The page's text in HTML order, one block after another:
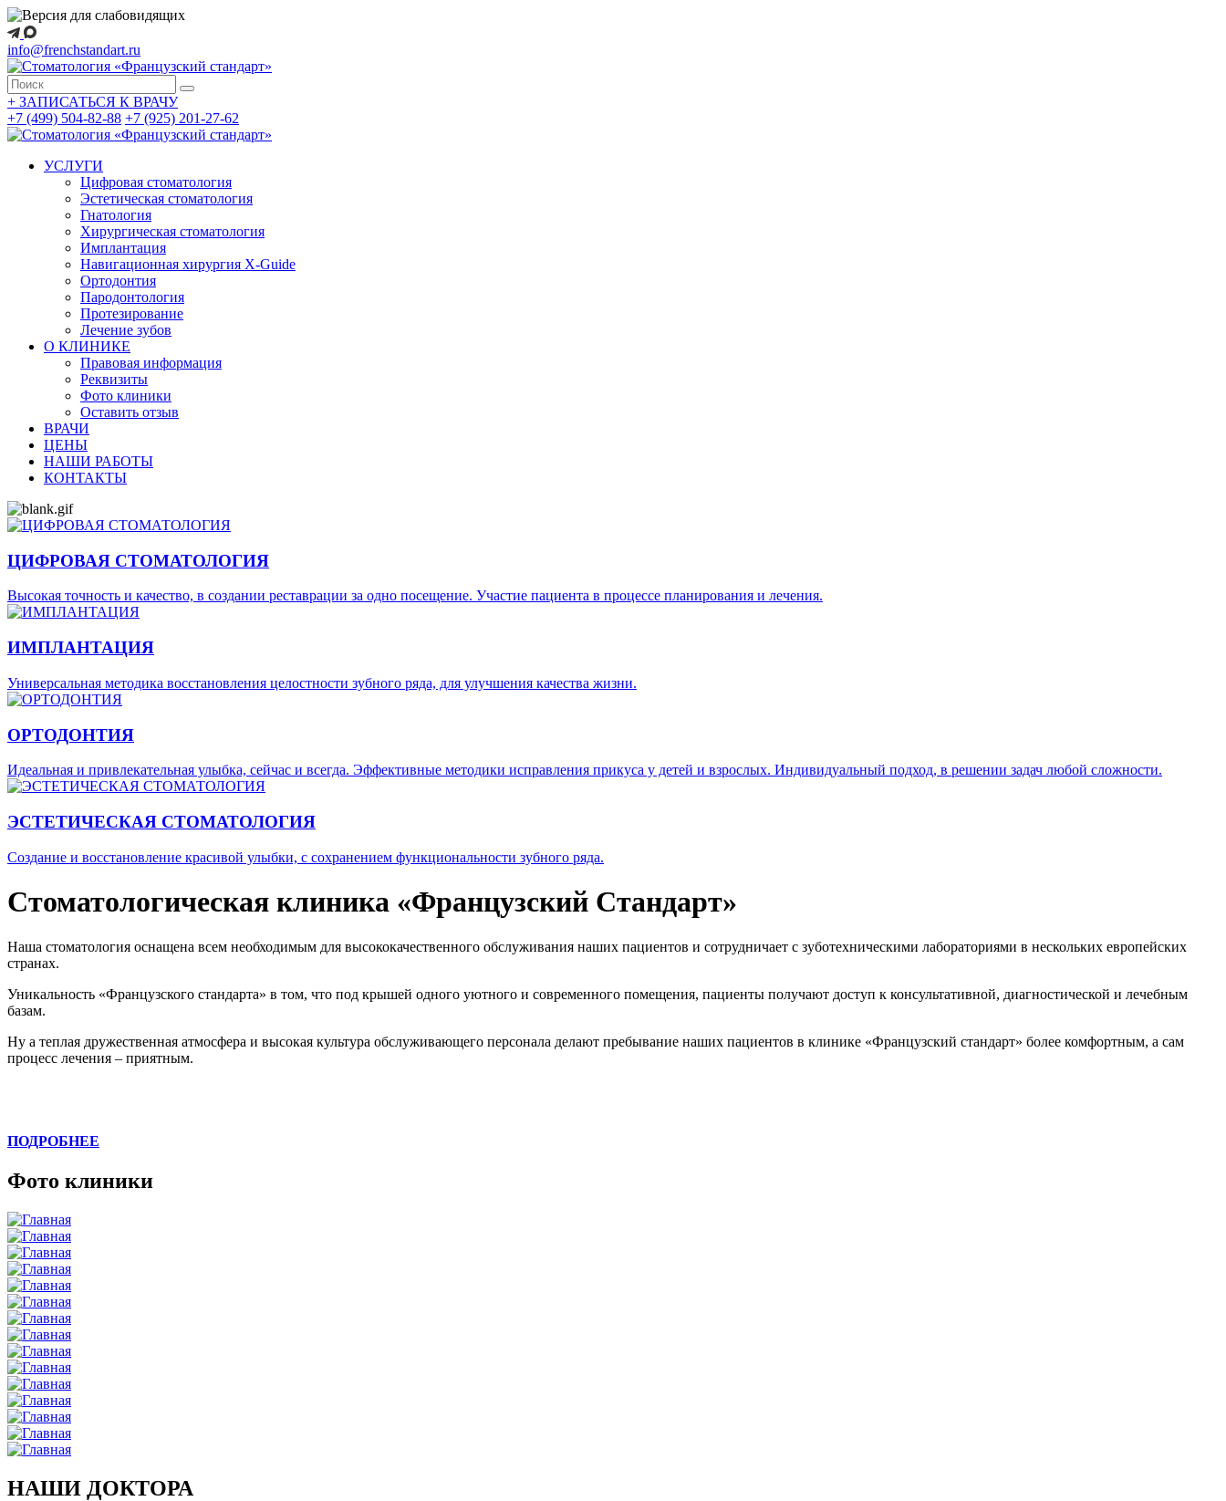
info@frenchstandart.ru
+ ЗАПИСАТЬСЯ К ВРАЧУ
+7 (499) 504-82-88 +7 (925) 201-27-62
УСЛУГИ
Цифровая стоматология
Эстетическая стоматология
Гнатология
Хирургическая стоматология
Имплантация
Навигационная хирургия X-Guide
Ортодонтия
Пародонтология
Протезирование
Лечение зубов
О КЛИНИКЕ
Правовая информация
Реквизиты
Фото клиники
Оставить отзыв
ВРАЧИ
ЦЕНЫ
НАШИ РАБОТЫ
КОНТАКТЫ
ЦИФРОВАЯ СТОМАТОЛОГИЯ
Высокая точность и качество, в создании реставрации за одно посещение. Участие пациента в процессе планирования и лечения.
ИМПЛАНТАЦИЯ
Универсальная методика восстановления целостности зубного ряда, для улучшения качества жизни.
ОРТОДОНТИЯ
Идеальная и привлекательная улыбка, сейчас и всегда. Эффективные методики исправления прикуса у детей и взрослых. Индивидуальный подход, в решении задач любой сложности.
ЭСТЕТИЧЕСКАЯ СТОМАТОЛОГИЯ
Создание и восстановление красивой улыбки, с сохранением функциональности зубного ряда.
Стоматологическая клиника «Французский Стандарт»
Наша стоматология оснащена всем необходимым для высококачественного обслуживания наших пациентов и сотрудничает с зуботехническими лабораториями в нескольких европейских
странах.
Уникальность «Французского стандарта» в том, что под крышей одного уютного и современного помещения, пациенты получают доступ к консультативной, диагностической и лечебным
базам.
Ну а теплая дружественная атмосфера и высокая культура обслуживающего персонала делают пребывание наших пациентов в клинике «Французский стандарт» более комфортным, а сам
процесс лечения – приятным.
ПОДРОБНЕЕ
Фото клиники
НАШИ ДОКТОРА